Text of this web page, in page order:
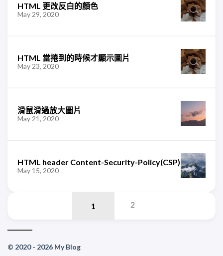
HTML 更改反白的顏色
May 29, 2020
HTML 當捲到的時候才顯示圖片
May 23, 2020
滑鼠滑過放大圖片
May 21, 2020
HTML header Content-Security-Policy(CSP)
May 15, 2020
2
© 2020 - 2026 My Blog